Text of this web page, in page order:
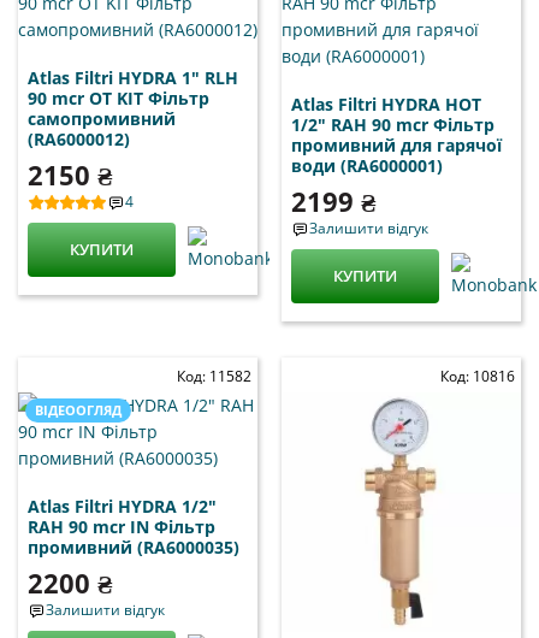
Atlas Filtri HYDRA 1" RLH
90 mcr OT KIT Фільтр
самопромивний
(RA6000012)
2150 ₴
4
КУПИТИ
Atlas Filtri HYDRA HOT
1/2" RAH 90 mcr Фільтр
промивний для гарячої
води (RA6000001)
2199 ₴
Залишити відгук
КУПИТИ
Код: 11582
Atlas Filtri HYDRA 1/2"
RAH 90 mcr IN Фільтр
промивний (RA6000035)
2200 ₴
Залишити відгук
ВІДЕООГЛЯД
Код: 10816